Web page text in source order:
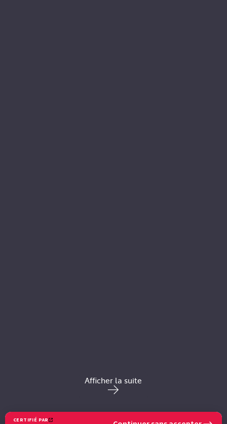
CERTIFIÉ PAR
Afficher la suite
POUR EN SAVOIR PLUS